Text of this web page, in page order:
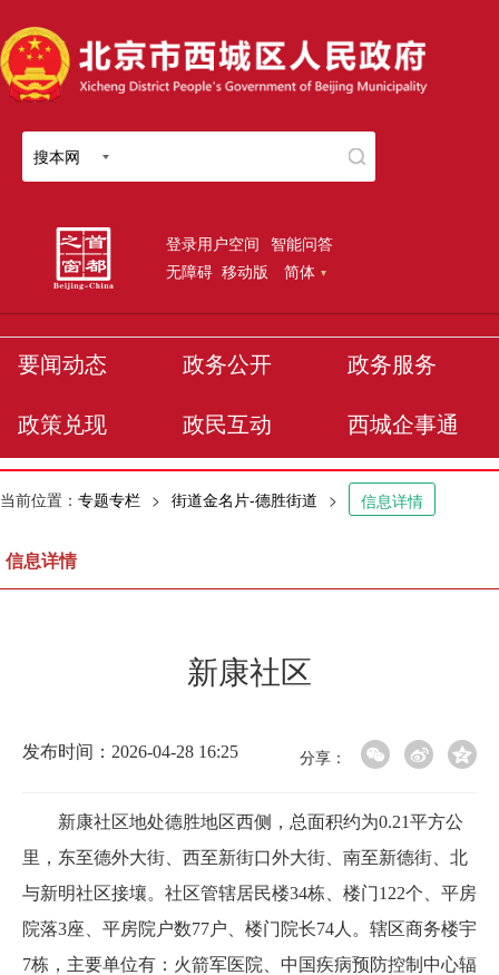
搜本网
登录用户空间 智能问答
无障碍 移动版 简体
要闻动态 政务公开 政务服务
政策兑现 政民互动 西城企事通
当前位置： 专题专栏 > 街道金名片-德胜街道 > 信息详情
信息详情
新康社区
发布时间：2026-04-28 16:25 分享：
新康社区地处德胜地区西侧，总面积约为0.21平方公
里，东至德外大街、西至新街口外大街、南至新德街、北
与新明社区接壤。 社区管辖居民楼34栋、楼门122个、平房
院落3座、平房院户数77户、楼门院长74人。辖区商务楼宇
7栋，主要单位有：火箭军医院、中国疾病预防控制中心辐